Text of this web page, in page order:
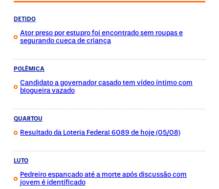
DETIDO
Ator preso por estupro foi encontrado sem roupas e
segurando cueca de criança
POLÊMICA
Candidato a governador casado tem vídeo íntimo com
blogueira vazado
QUARTOU
Resultado da Loteria Federal 6089 de hoje (05/08)
LUTO
Pedreiro espancado até a morte após discussão com
jovem é identificado